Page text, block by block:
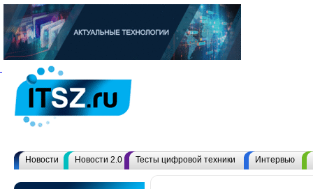
Новости Новости 2.0 Тесты цифровой техники Интервью